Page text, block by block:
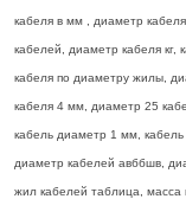
кабеля в мм , диаметр
кабелей, диаметр кабеля
кабеля по диаметру жилы,
кабеля 4 мм, диаметр 25
кабель диаметр 1 мм,
диаметр кабелей авббшв,
жил кабелей таблица, масса